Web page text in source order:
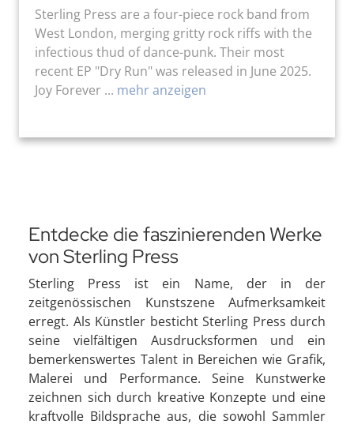
Sterling Press are a four-piece rock band from
West London, merging gritty rock riffs with the
infectious thud of dance-punk. Their most
recent EP "Dry Run" was released in June 2025.
Joy Forever ... mehr anzeigen
Entdecke die faszinierenden Werke
von Sterling Press
Sterling Press ist ein Name, der in der
zeitgenössischen Kunstszene Aufmerksamkeit
erregt. Als Künstler besticht Sterling Press durch
seine vielfältigen Ausdrucksformen und ein
bemerkenswertes Talent in Bereichen wie Grafik,
Malerei und Performance. Seine Kunstwerke
zeichnen sich durch kreative Konzepte und eine
kraftvolle Bildsprache aus, die sowohl Sammler